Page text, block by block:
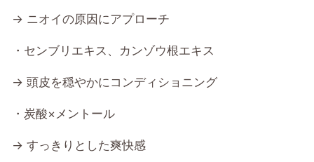
→ ニオイの原因にアプローチ
・センブリエキス、カンゾウ根エキス
→ 頭皮を穏やかにコンディショニング
・炭酸×メントール
→ すっきりとした爽快感